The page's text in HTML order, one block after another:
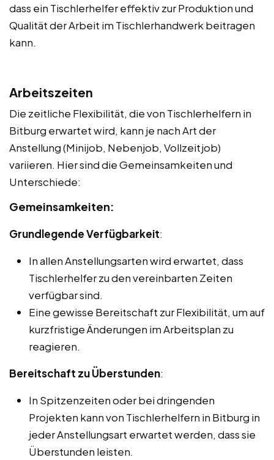
dass ein Tischlerhelfer effektiv zur Produktion und
Qualität der Arbeit im Tischlerhandwerk beitragen
kann.
Arbeitszeiten
Die zeitliche Flexibilität, die von Tischlerhelfern in
Bitburg erwartet wird, kann je nach Art der
Anstellung (Minijob, Nebenjob, Vollzeitjob)
variieren. Hier sind die Gemeinsamkeiten und
Unterschiede:
Gemeinsamkeiten:
Grundlegende Verfügbarkeit:
In allen Anstellungsarten wird erwartet, dass
Tischlerhelfer zu den vereinbarten Zeiten
verfügbar sind.
Eine gewisse Bereitschaft zur Flexibilität, um auf
kurzfristige Änderungen im Arbeitsplan zu
reagieren.
Bereitschaft zu Überstunden:
In Spitzenzeiten oder bei dringenden
Projekten kann von Tischlerhelfern in Bitburg in
jeder Anstellungsart erwartet werden, dass sie
Überstunden leisten.